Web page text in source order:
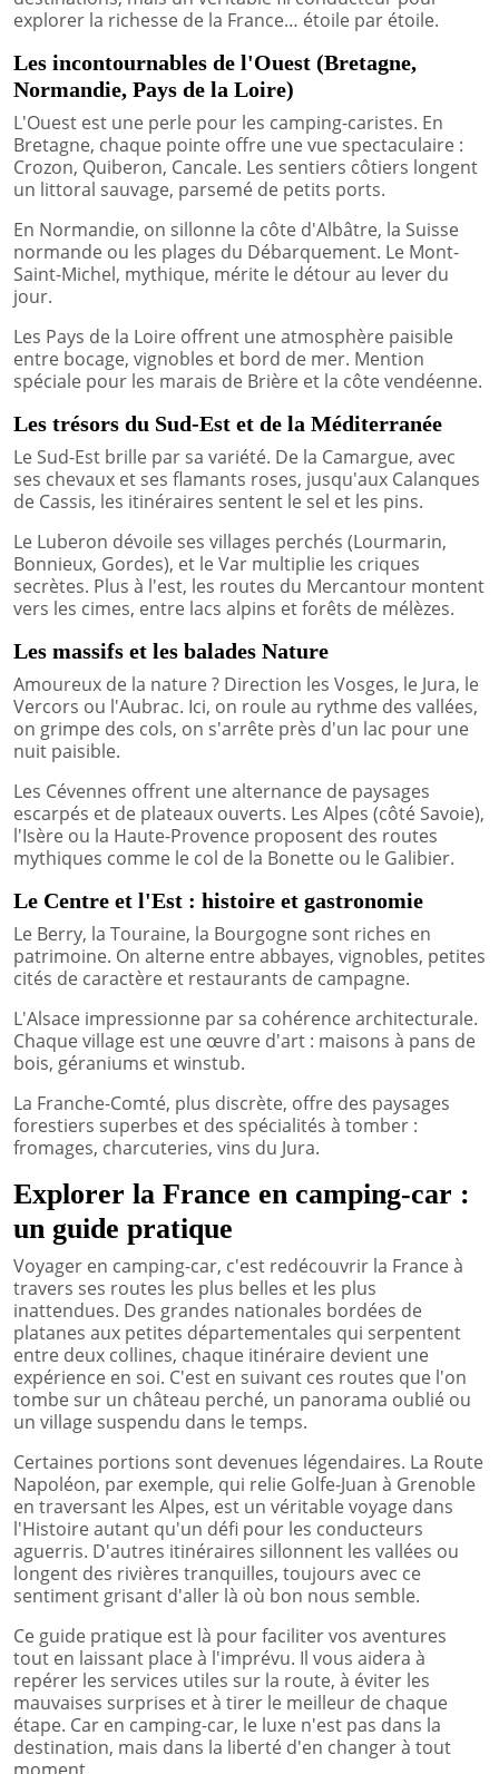
explorer la richesse de la France… étoile par étoile.
Les incontournables de l'Ouest (Bretagne,
Normandie, Pays de la Loire)
L'Ouest est une perle pour les camping-caristes. En
Bretagne, chaque pointe offre une vue spectaculaire :
Crozon, Quiberon, Cancale. Les sentiers côtiers longent
un littoral sauvage, parsemé de petits ports.
En Normandie, on sillonne la côte d'Albâtre, la Suisse
normande ou les plages du Débarquement. Le Mont-
Saint-Michel, mythique, mérite le détour au lever du
jour.
Les Pays de la Loire offrent une atmosphère paisible
entre bocage, vignobles et bord de mer. Mention
spéciale pour les marais de Brière et la côte vendéenne.
Les trésors du Sud-Est et de la Méditerranée
Le Sud-Est brille par sa variété. De la Camargue, avec
ses chevaux et ses flamants roses, jusqu'aux Calanques
de Cassis, les itinéraires sentent le sel et les pins.
Le Luberon dévoile ses villages perchés (Lourmarin,
Bonnieux, Gordes), et le Var multiplie les criques
secrètes. Plus à l'est, les routes du Mercantour montent
vers les cimes, entre lacs alpins et forêts de mélèzes.
Les massifs et les balades Nature
Amoureux de la nature ? Direction les Vosges, le Jura, le
Vercors ou l'Aubrac. Ici, on roule au rythme des vallées,
on grimpe des cols, on s'arrête près d'un lac pour une
nuit paisible.
Les Cévennes offrent une alternance de paysages
escarpés et de plateaux ouverts. Les Alpes (côté Savoie),
l'Isère ou la Haute-Provence proposent des routes
mythiques comme le col de la Bonette ou le Galibier.
Le Centre et l'Est : histoire et gastronomie
Le Berry, la Touraine, la Bourgogne sont riches en
patrimoine. On alterne entre abbayes, vignobles, petites
cités de caractère et restaurants de campagne.
L'Alsace impressionne par sa cohérence architecturale.
Chaque village est une œuvre d'art : maisons à pans de
bois, géraniums et winstub.
La Franche-Comté, plus discrète, offre des paysages
forestiers superbes et des spécialités à tomber :
fromages, charcuteries, vins du Jura.
Explorer la France en camping-car :
un guide pratique
Voyager en camping-car, c'est redécouvrir la France à
travers ses routes les plus belles et les plus
inattendues. Des grandes nationales bordées de
platanes aux petites départementales qui serpentent
entre deux collines, chaque itinéraire devient une
expérience en soi. C'est en suivant ces routes que l'on
tombe sur un château perché, un panorama oublié ou
un village suspendu dans le temps.
Certaines portions sont devenues légendaires. La Route
Napoléon, par exemple, qui relie Golfe-Juan à Grenoble
en traversant les Alpes, est un véritable voyage dans
l'Histoire autant qu'un défi pour les conducteurs
aguerris. D'autres itinéraires sillonnent les vallées ou
longent des rivières tranquilles, toujours avec ce
sentiment grisant d'aller là où bon nous semble.
Ce guide pratique est là pour faciliter vos aventures
tout en laissant place à l'imprévu. Il vous aidera à
repérer les services utiles sur la route, à éviter les
mauvaises surprises et à tirer le meilleur de chaque
étape. Car en camping-car, le luxe n'est pas dans la
destination, mais dans la liberté d'en changer à tout
moment.